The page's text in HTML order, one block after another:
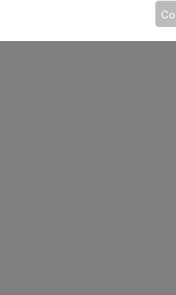
multifunción